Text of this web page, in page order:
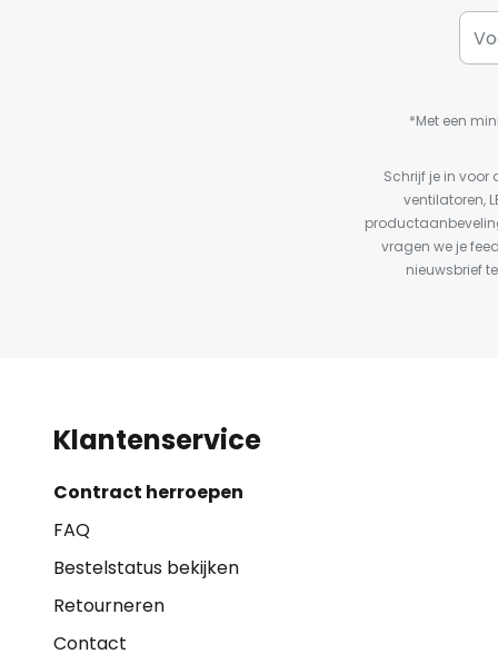
*Met een
Schrijf je in voor
ventilatoren,
vragen we je
nieuwsbrief
Klantenservice
Contract herroepen
FAQ
Bestelstatus bekijken
Retourneren
Contact